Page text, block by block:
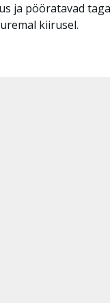
ja pööratavad
kiirusel.